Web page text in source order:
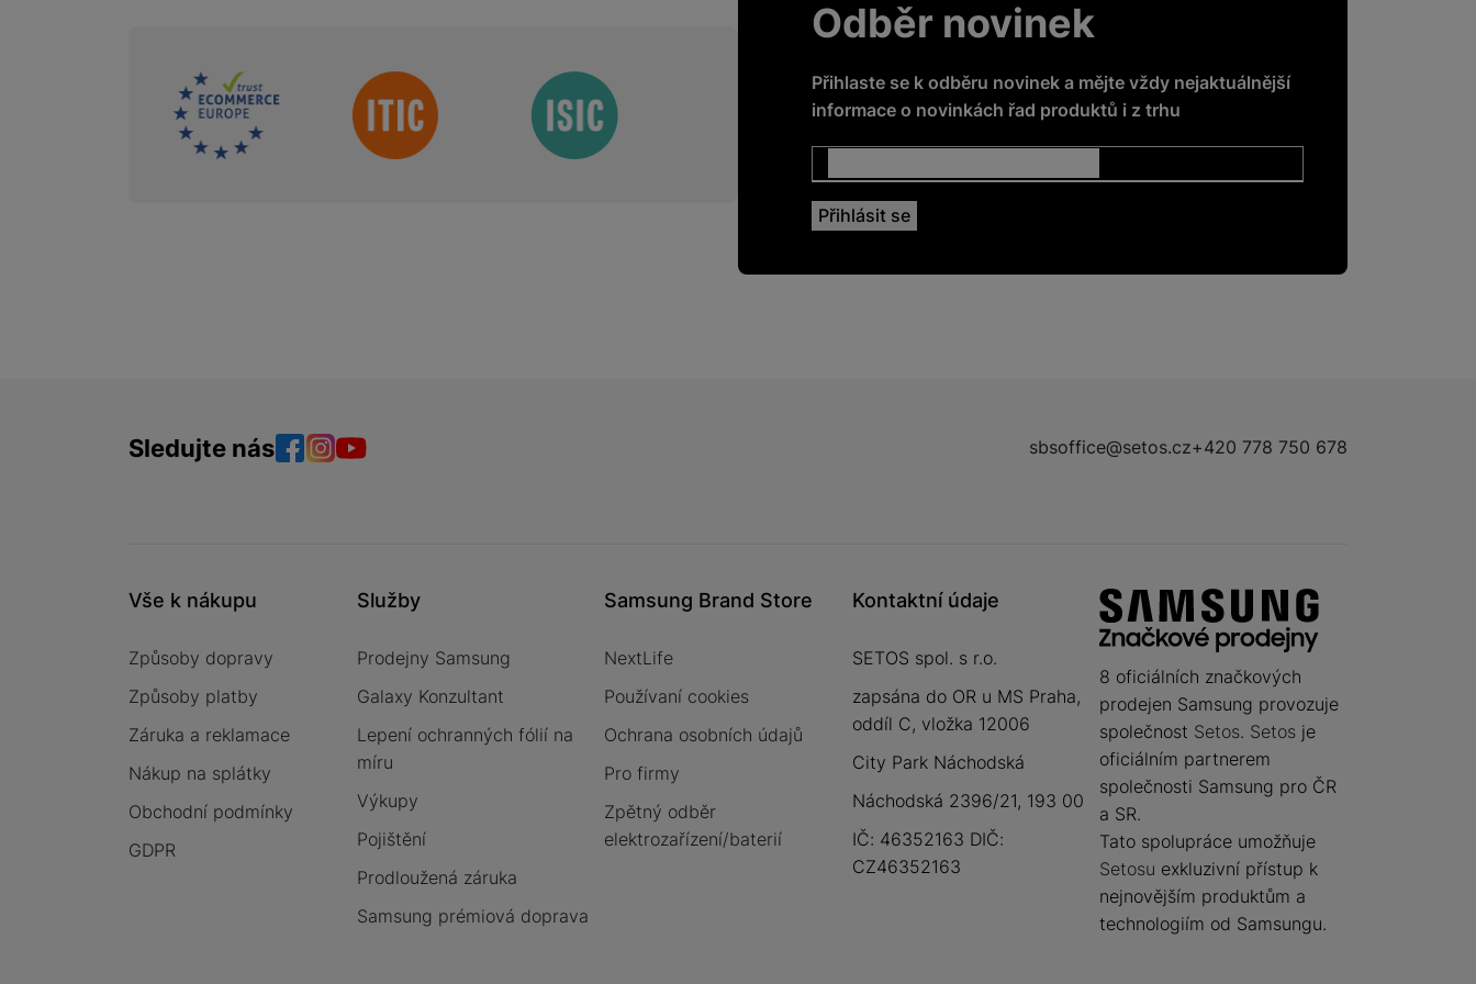
Sdružení
Odběr novinek
Přihlaste se k odběru novinek a mějte vždy nejaktuálnější
informace o novinkách řad produktů i z trhu
Sledujte nás sbsoffice@setos.cz+420 778 750 678
Vše k nákupu
Způsoby dopravy
Způsoby platby
Záruka a reklamace
Nákup na splátky
Obchodní podmínky
GDPR
Služby
Prodejny Samsung
Galaxy Konzultant
Lepení ochranných fólií na
míru
Výkupy
Pojištění
Prodloužená záruka
Samsung prémiová doprava
Samsung Brand Store
NextLife
Používaní cookies
Ochrana osobních údajů
Pro firmy
Zpětný odběr
elektrozařízení/baterií
Kontaktní údaje
SETOS spol. s r.o.
zapsána do OR u MS Praha,
oddíl C, vložka 12006
City Park Náchodská
Náchodská 2396/21, 193 00
IČ: 46352163 DIČ:
CZ46352163
8 oficiálních značkových
prodejen Samsung provozuje
společnost Setos. Setos je
oficiálním partnerem
společnosti Samsung pro ČR
a SR.
Tato spolupráce umožňuje
Setosu exkluzivní přístup k
nejnovějším produktům a
technologiím od Samsungu.